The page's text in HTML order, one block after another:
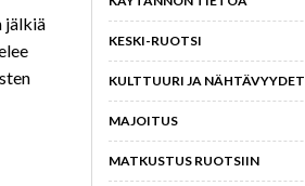
jälkiä
KESKI-RUOTSI
KULTTUURI JA NÄHTÄVYYDET
MAJOITUS
MATKUSTUS RUOTSIIN